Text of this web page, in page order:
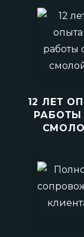
12 ЛЕТ
РАБОТЫ